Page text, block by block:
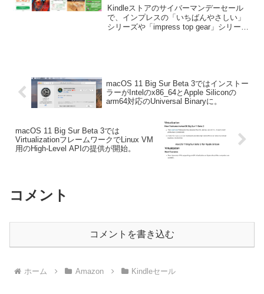
「impress top gear」シリーズが
50%OFFセール中。
Kindleストアのサイバーマンデーセール
で、インプレスの「いちばんやさしい」
シリーズや「impress top gear」シリーズ
macOS 11 Big Sur Beta 3ではインストー
ラーがIntelのx86_64とApple Siliconの
arm64対応のUniversal Binaryに。
macOS 11 Big Sur Beta 3では
VirtualizationフレームワークでLinux VM
用のHigh-Level APIの提供が開始。
コメント
コメントを書き込む
ホーム Amazon Kindleセール